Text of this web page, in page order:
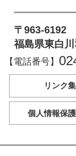
〒963-6192
福島県東白
【電話番号】
リンク集
個人情報保